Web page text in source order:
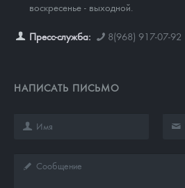
воскресенье - выходной.
Пресс-служба: 8(968) 917-07-92
НАПИСАТЬ ПИСЬМО